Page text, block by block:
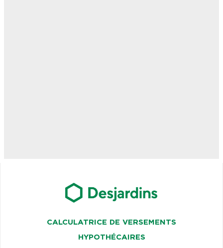
CALCULATRICE DE VERSEMENTS
HYPOTHÉCAIRES